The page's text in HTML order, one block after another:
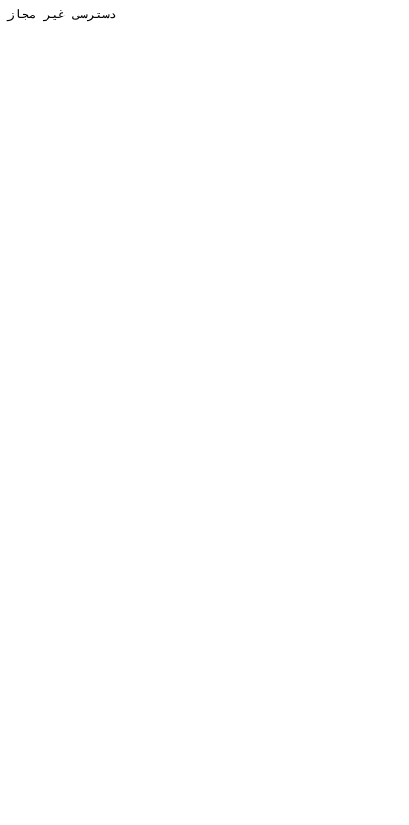
دسترسی غیر مجاز